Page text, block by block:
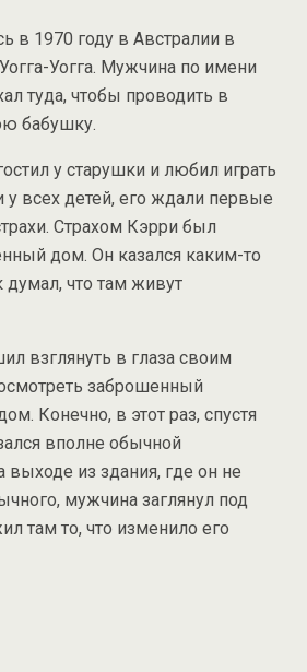
в 1970 году в Австралии в
Уогга. Мужчина по имени
туда, чтобы проводить в
бабушку.
у старушки и любил играть
у всех детей, его ждали первые
Страхом Кэрри был
дом. Он казался каким-то
что там живут
взглянуть в глаза своим
заброшенный
Конечно, в этот раз, спустя
вполне обычной
из здания, где он не
мужчина заглянул под
там то, что изменило его